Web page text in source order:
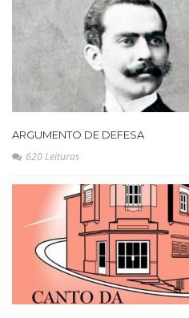
ARGUMENTO DE DEFESA
620 Leituras